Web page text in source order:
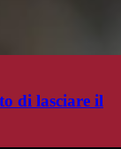
di lasciare il